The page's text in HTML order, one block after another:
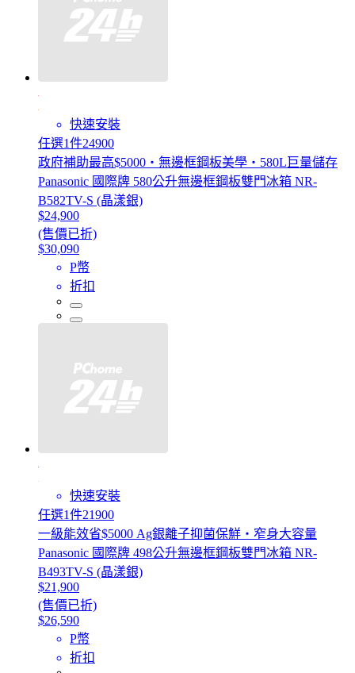
快速安裝
任選1件24900
政府補助最高$5000・無邊框鋼板美學・580L巨量儲存
Panasonic 國際牌 580公升無邊框鋼板雙門冰箱 NR-
B582TV-S (晶漾銀)
$24,900
(售價已折)
$30,090
P幣
折扣
快速安裝
任選1件21900
一級能效省$5000 Ag銀離子抑菌保鮮・窄身大容量
Panasonic 國際牌 498公升無邊框鋼板雙門冰箱 NR-
B493TV-S (晶漾銀)
$21,900
(售價已折)
$26,590
P幣
折扣